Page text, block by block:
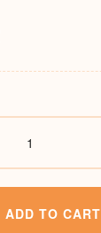
ADD TO CART